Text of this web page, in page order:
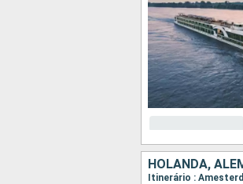
HOLANDA,
Itinerário :